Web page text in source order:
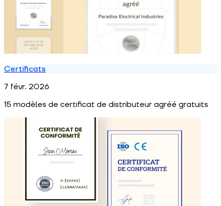
Certificats
7 févr. 2026
15 modèles de certificat de distributeur agréé gratuits